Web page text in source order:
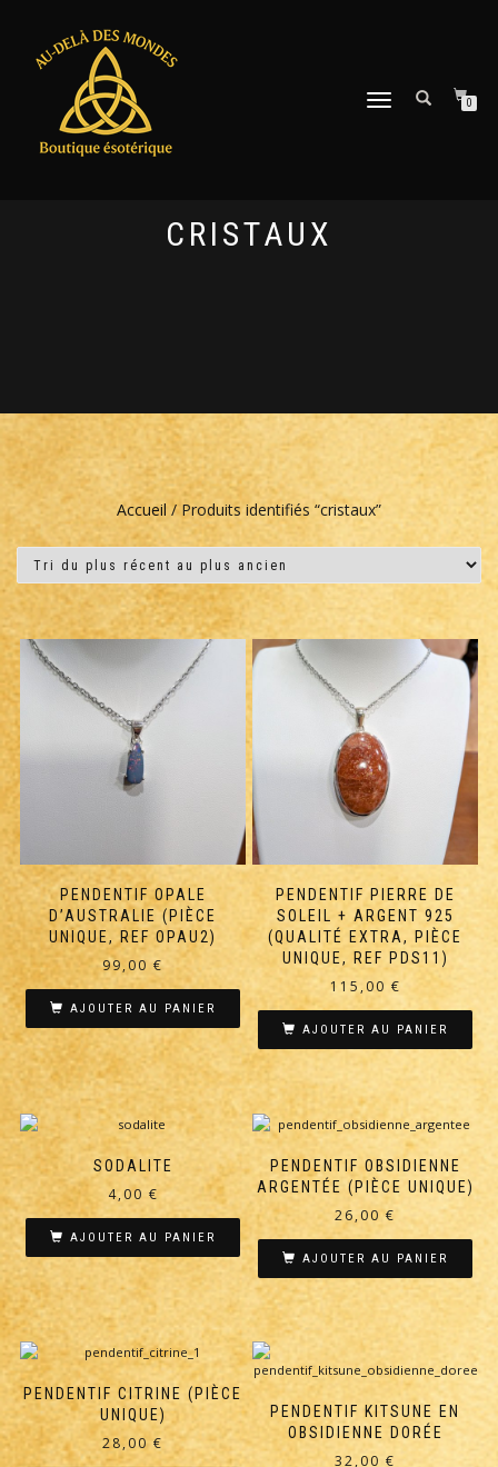
DÉPLIER
0
CRISTAUX
Accueil / Produits identifiés “cristaux”
PENDENTIF OPALE
D’AUSTRALIE (PIÈCE
UNIQUE, REF OPAU2)
99,00€
AJOUTER AU PANIER
PENDENTIF PIERRE DE
SOLEIL + ARGENT 925
(QUALITÉ EXTRA, PIÈCE
UNIQUE, REF PDS11)
115,00 €
AJOUTER AU PANIER
SODALITE
4,00 €
AJOUTER AU PANIER
PENDENTIF OBSIDIENNE
ARGENTÉE (PIÈCE UNIQUE)
26,00€
AJOUTER AU PANIER
PENDENTIF CITRINE (PIÈCE
UNIQUE)
28,00€
PENDENTIF KITSUNE EN
OBSIDIENNE DORÉE
32,00 €